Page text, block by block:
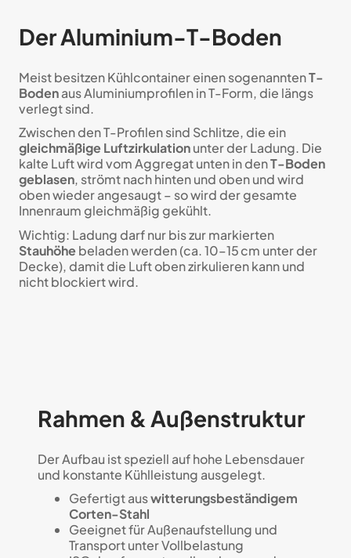
Der Aluminium-T-Boden
Meist besitzen Kühlcontainer einen sogenanntenT-
Bodenaus Aluminiumprofilen in T-Form, die längs
verlegt sind.
Zwischen den T-Profilen sind Schlitze, die ein
gleichmäßige Luftzirkulationunter der Ladung. Die
kalte Luft wird vom Aggregat unten in denT-Boden
geblasen, strömt nach hinten und oben und wird
oben wieder angesaugt – so wird der gesamte
Innenraum gleichmäßig gekühlt.
Wichtig: Ladung darf nur bis zur markierten
Stauhöhebeladen werden (ca. 10–15 cm unter der
Decke), damit die Luft oben zirkulieren kann und
nicht blockiert wird.
Rahmen & Außenstruktur
Der Aufbau ist speziell auf hohe Lebensdauer
und konstante Kühlleistung ausgelegt.
Gefertigt auswitterungsbeständigem
Corten-Stahl
Geeignet für Außenaufstellung und
Transport unter Vollbelastung